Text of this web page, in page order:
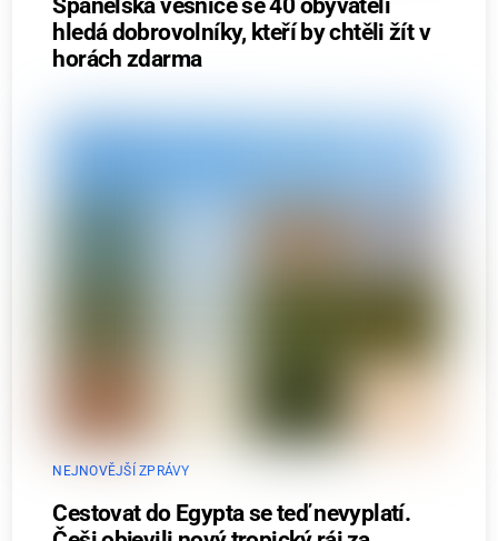
Španělská vesnice se 40 obyvateli
hledá dobrovolníky, kteří by chtěli žít v
horách zdarma
NEJNOVĚJŠÍ ZPRÁVY
Cestovat do Egypta se teď nevyplatí.